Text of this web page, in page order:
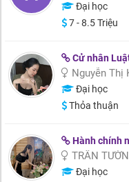
Đại học
7 - 8.5 Triệu
Cử nhân
Nguyễn Thị
Đại học
Thỏa thuận
Hành chính
TRẦN
Đại học